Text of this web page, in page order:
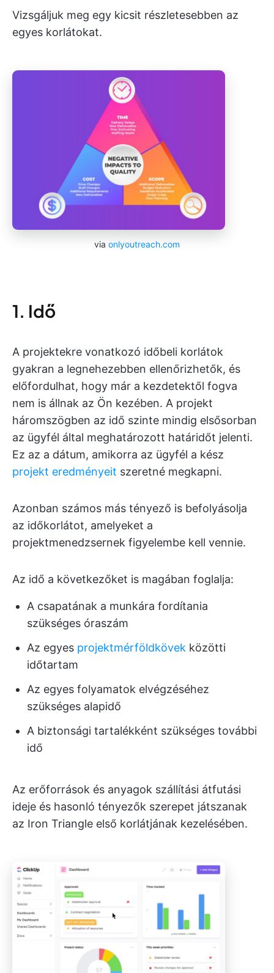
Vizsgáljuk meg egy kicsit részletesebben az
egyes korlátokat.
via onlyoutreach.com
1. Idő
A projektekre vonatkozó időbeli korlátok
gyakran a legnehezebben ellenőrizhetők, és
előfordulhat, hogy már a kezdetektől fogva
nem is állnak az Ön kezében. A projekt
háromszögben az idő szinte mindig elsősorban
az ügyfél által meghatározott határidőt jelenti.
Ez az a dátum, amikorra az ügyfél a kész
projekt eredményeit szeretné megkapni.
Azonban számos más tényező is befolyásolja
az időkorlátot, amelyeket a
projektmenedzsernek figyelembe kell vennie.
Az idő a következőket is magában foglalja:
A csapatának a munkára fordítania
szükséges óraszám
Az egyes projektmérföldkövek közötti
időtartam
Az egyes folyamatok elvégzéséhez
szükséges alapidő
A biztonsági tartalékként szükséges további
idő
Az erőforrások és anyagok szállítási átfutási
ideje és hasonló tényezők szerepet játszanak
az Iron Triangle első korlátjának kezelésében.